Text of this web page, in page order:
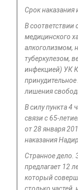
Срок наказания
В соответствии
медицинского
алкоголизмом,
туберкулезом,
инфекцией) УК
лишения
В силу пункта 4
связи с 65-
от 28 января
наказания
Странное дело.
предлагает 12
который